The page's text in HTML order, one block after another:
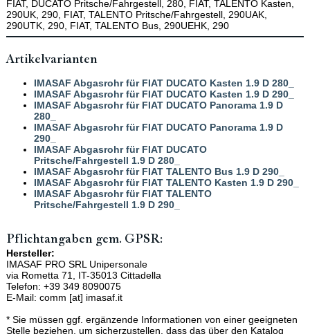
FIAT, DUCATO Pritsche/Fahrgestell, 280, FIAT, TALENTO Kasten,
290UK, 290, FIAT, TALENTO Pritsche/Fahrgestell, 290UAK,
290UTK, 290, FIAT, TALENTO Bus, 290UEHK, 290
Artikelvarianten
IMASAF Abgasrohr für FIAT DUCATO Kasten 1.9 D 280_
IMASAF Abgasrohr für FIAT DUCATO Kasten 1.9 D 290_
IMASAF Abgasrohr für FIAT DUCATO Panorama 1.9 D
280_
IMASAF Abgasrohr für FIAT DUCATO Panorama 1.9 D
290_
IMASAF Abgasrohr für FIAT DUCATO
Pritsche/Fahrgestell 1.9 D 280_
IMASAF Abgasrohr für FIAT TALENTO Bus 1.9 D 290_
IMASAF Abgasrohr für FIAT TALENTO Kasten 1.9 D 290_
IMASAF Abgasrohr für FIAT TALENTO
Pritsche/Fahrgestell 1.9 D 290_
Pflichtangaben gem. GPSR:
Hersteller:
IMASAF PRO SRL Unipersonale
via Rometta 71, IT-35013 Cittadella
Telefon: +39 349 8090075
E-Mail: comm [at] imasaf.it
* Sie müssen ggf. ergänzende Informationen von einer geeigneten
Stelle beziehen, um sicherzustellen, dass das über den Katalog